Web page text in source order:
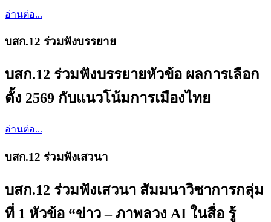
อ่านต่อ...
บสก.12 ร่วมฟังบรรยาย
บสก.12 ร่วมฟังบรรยายหัวข้อ ผลการเลือก
ตั้ง 2569 กับแนวโน้มการเมืองไทย
อ่านต่อ...
บสก.12 ร่วมฟังเสวนา
บสก.12 ร่วมฟังเสวนา สัมมนาวิชาการกลุ่ม
ที่ 1 หัวข้อ “ข่าว – ภาพลวง AI ในสื่อ รู้